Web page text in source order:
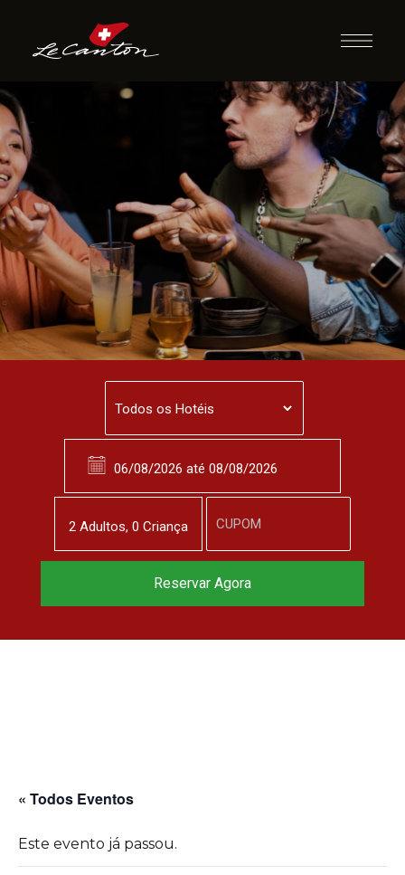
Quizz
« Todos Eventos
Este evento já passou.
2 Adultos, 0 Criança
Reserve agora, com
Reservar Agora